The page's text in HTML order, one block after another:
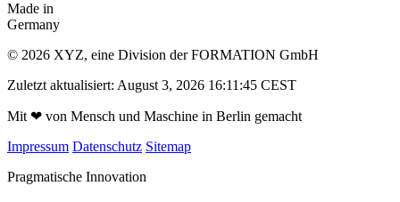
Made in
Germany
© 2026 XYZ, eine Division der FORMATION GmbH
Zuletzt aktualisiert: August 3, 2026 16:11:45 CEST
Mit ❤ von Mensch und Maschine in Berlin gemacht
Impressum Datenschutz Sitemap
Pragmatische Innovation